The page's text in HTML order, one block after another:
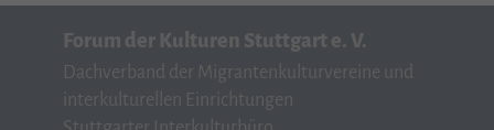
Forum der Kulturen Stuttgart e. V.
Dachverband der Migrantenkulturvereine und
interkulturellen Einrichtungen